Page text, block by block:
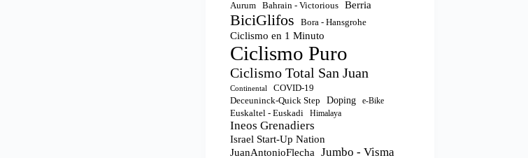
Aurum
Bahrain - Victorious Berria
BiciGlifos Bora - Hansgrohe
Ciclismo en 1 Minuto
Ciclismo Puro
Ciclismo Total San Juan
Continental
COVID-19
Deceuninck-Quick Step
Doping e-Bike
Euskaltel - Euskadi Himalaya
Ineos Grenadiers
Israel Start-Up Nation
JuanAntonioFlecha Jumbo - Visma